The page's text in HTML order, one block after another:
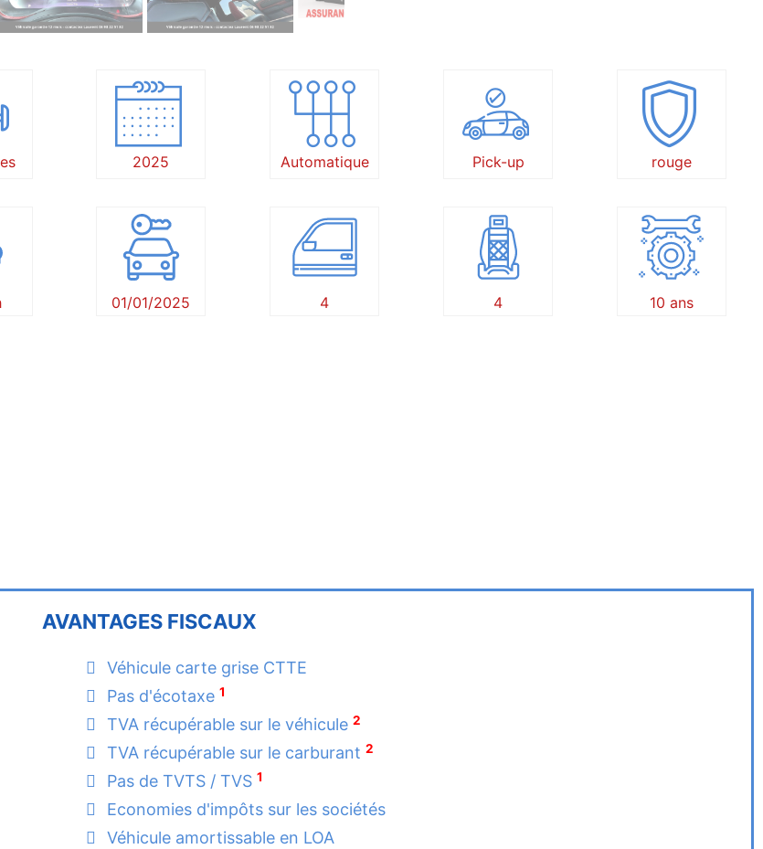
2025 Automatique Pick-up rouge
01/01/2025 4 4 10 ans
AVANTAGES FISCAUX
Véhicule carte grise CTTE
Pas d'écotaxe 1
TVA récupérable sur le véhicule 2
TVA récupérable sur le carburant 2
Pas de TVTS / TVS 1
Economies d'impôts sur les sociétés
Véhicule amortissable en LOA